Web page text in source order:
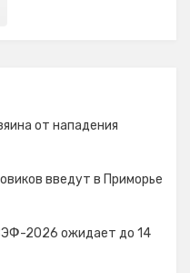
от нападения
введут в Приморье
2026 ожидает до 14